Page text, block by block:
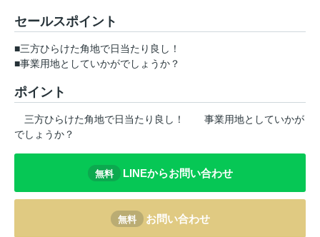
セールスポイント
■三方ひらけた角地で日当たり良し！
■事業用地としていかがでしょうか？
ポイント
三方ひらけた角地で日当たり良し！
事業用地としていかが
でしょうか？
無料 LINEからお問い合わせ
無料 お問い合わせ